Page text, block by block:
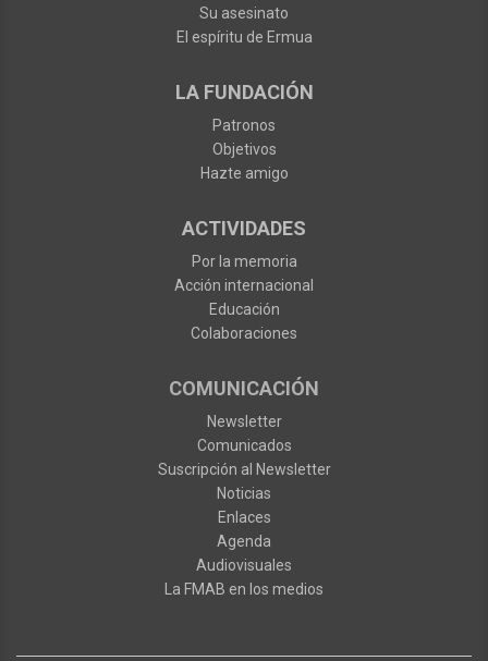
Su asesinato
El espíritu de Ermua
LA FUNDACIÓN
Patronos
Objetivos
Hazte amigo
ACTIVIDADES
Por la memoria
Acción internacional
Educación
Colaboraciones
COMUNICACIÓN
Newsletter
Comunicados
Suscripción al Newsletter
Noticias
Enlaces
Agenda
Audiovisuales
La FMAB en los medios